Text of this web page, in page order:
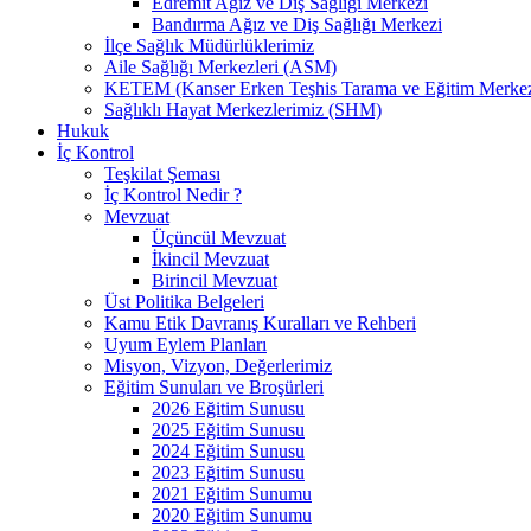
Bandırma Ağız ve Diş Sağlığı Merkezi
İlçe Sağlık Müdürlüklerimiz
Aile Sağlığı Merkezleri (ASM)
KETEM (Kanser Erken Teşhis Tarama ve Eğitim
Sağlıklı Hayat Merkezlerimiz (SHM)
Hukuk
İç Kontrol
Teşkilat Şeması
İç Kontrol Nedir ?
Mevzuat
Üçüncül Mevzuat
İkincil Mevzuat
Birincil Mevzuat
Üst Politika Belgeleri
Kamu Etik Davranış Kuralları ve Rehberi
Uyum Eylem Planları
Misyon, Vizyon, Değerlerimiz
Eğitim Sunuları ve Broşürleri
2026 Eğitim Sunusu
2025 Eğitim Sunusu
2024 Eğitim Sunusu
2023 Eğitim Sunusu
2021 Eğitim Sunumu
2020 Eğitim Sunumu